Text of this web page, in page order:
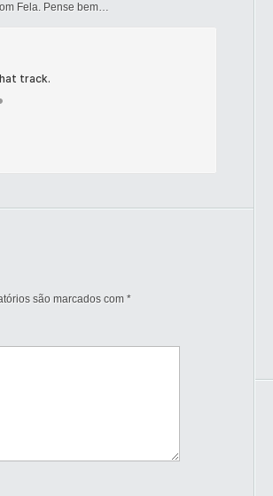
Fela. Pense bem…
são marcados com *